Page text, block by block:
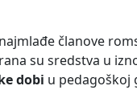
članove
su sredstva u
dobi u pedagoškoj